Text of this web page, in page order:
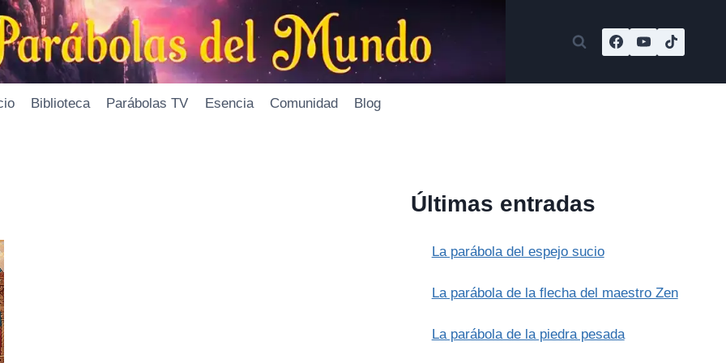
Biblioteca Parábolas TV Esencia Comunidad Blog
Últimas entradas
La parábola del espejo sucio
La parábola de la flecha del maestro Zen
La parábola de la piedra pesada